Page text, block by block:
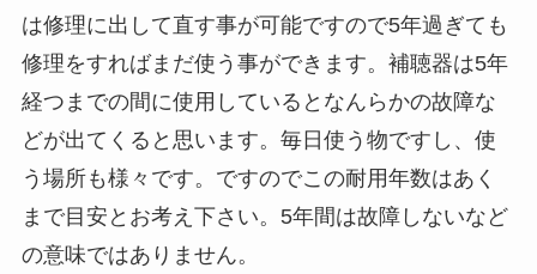
は修理に出して直す事が可能ですので5年過ぎても
修理をすればまだ使う事ができます。補聴器は5年
経つまでの間に使用しているとなんらかの故障な
どが出てくると思います。毎日使う物ですし、使
う場所も様々です。ですのでこの耐用年数はあく
まで目安とお考え下さい。5年間は故障しないなど
の意味ではありません。